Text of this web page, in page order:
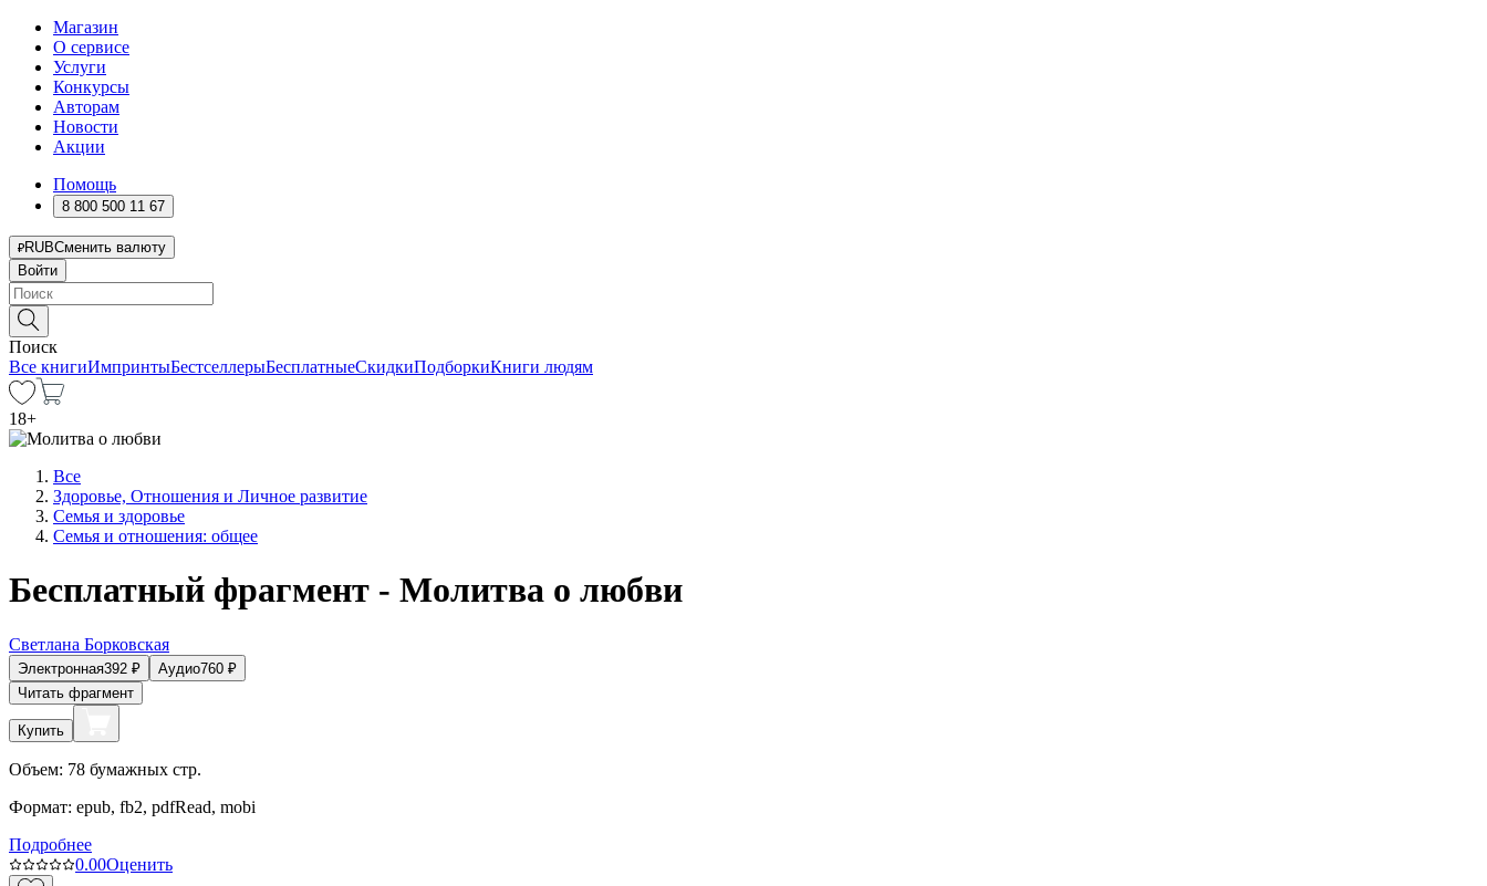
Магазин
О сервисе
Услуги
Конкурсы
Авторам
Новости
Акции
Помощь
8 800 500 11 67
RUBСменить валюту
Войти
Поиск
Все книгиИмпринтыБестселлерыБесплатныеСкидкиПодборкиКниги людям
18+
Все
Здоровье, Отношения и Личное развитие
Семья и здоровье
Семья и отношения: общее
Бесплатный фрагмент - Молитва о любви
Светлана Борковская
Электронная392 ₽ Аудио760 ₽
Читать фрагмент
Купить
Объем: 78 бумажных стр.
Формат: epub, fb2, pdfRead, mobi
Подробнее
0.00Оценить